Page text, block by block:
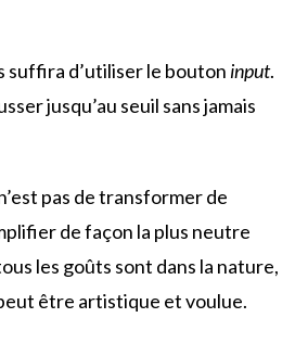
suffira d’utiliser le bouton input.
jusqu’au seuil sans jamais
pas de transformer de
de façon la plus neutre
les goûts sont dans la nature,
être artistique et voulue.